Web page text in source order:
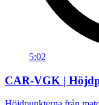
5:02
CAR-VGK |